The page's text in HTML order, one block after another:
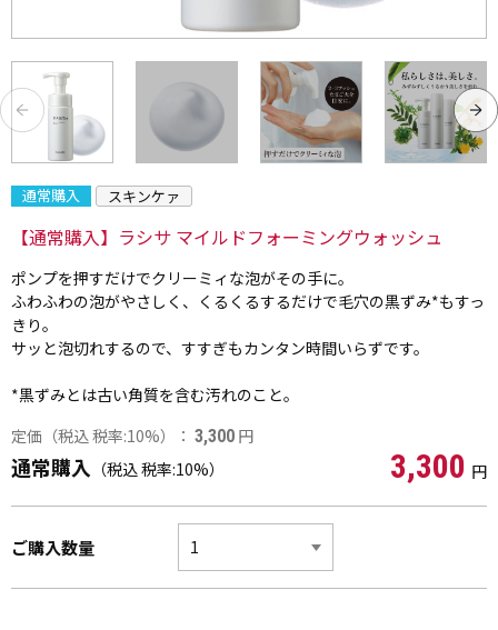
通常購入 スキンケァ
【通常購入】ラシサ マイルドフォーミングウォッシュ
ポンプを押すだけでクリーミィな泡がその手に。
ふわふわの泡がやさしく、くるくるするだけで毛穴の黒ずみ*もすっ
きり。
サッと泡切れするので、すすぎもカンタン時間いらずです。
*黒ずみとは古い角質を含む汚れのこと。
定価（税込 税率:10%）： 3,300 円
通常購入 （税込 税率:10%） 3,300 円
ご購入数量